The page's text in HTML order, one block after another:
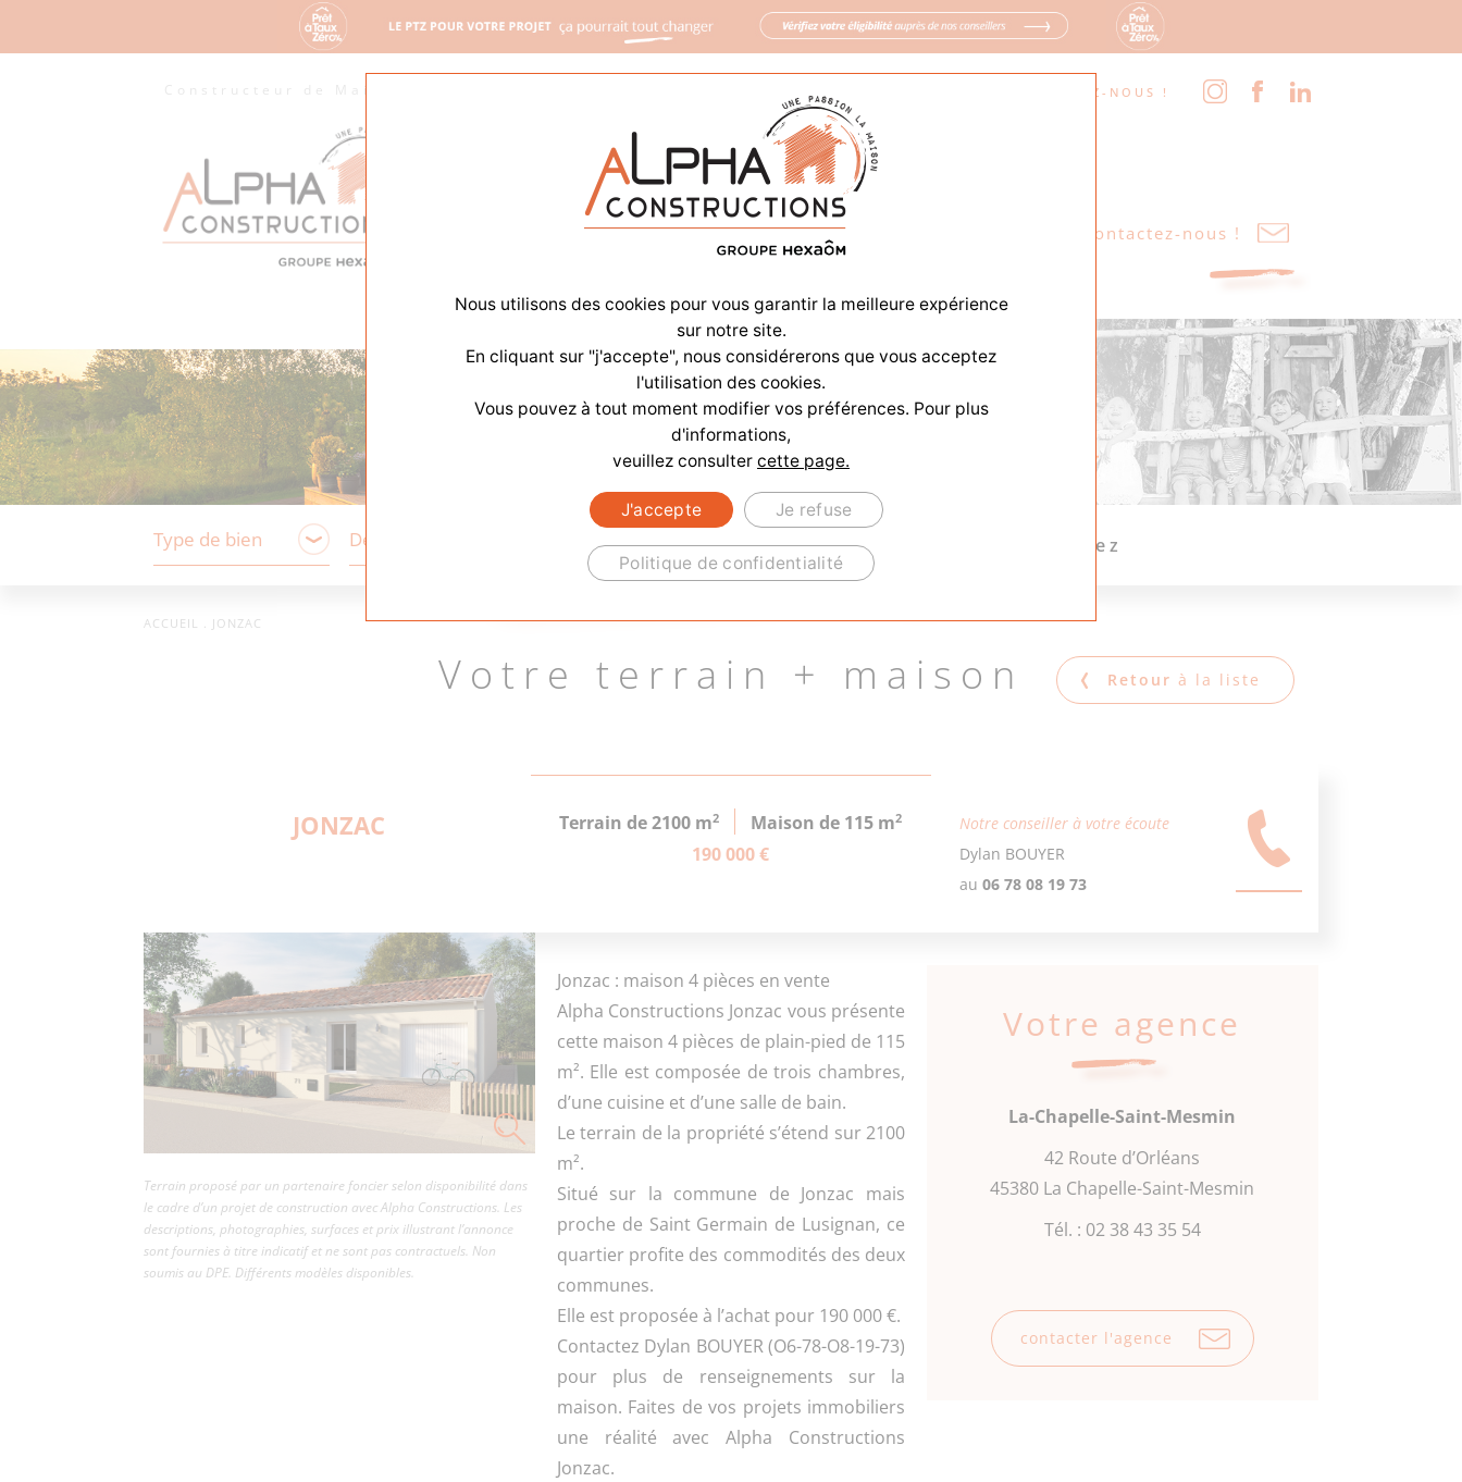
Constructeur de Maisons SUIVEZ-NOUS !
Annonces Alpha & vous Contactez-nous !
ACCUEIL . JONZAC
Votre terrain + maison Retour à la liste
JONZAC Terrain de 2100 m2 Maison de 115 m2
190 000 €
Notre conseiller à votre écoute
Dylan BOUYER
au 06 78 08 19 73
Terrain proposé par un partenaire foncier selon disponibilité dans
le cadre d’un projet de construction avec Alpha Constructions. Les
descriptions, photographies, surfaces et prix illustrant l’annonce
sont fournies à titre indicatif et ne sont pas contractuels. Non
soumis au DPE. Différents modèles disponibles.
Jonzac : maison 4 pièces en vente
Alpha Constructions Jonzac vous présente
cette maison 4 pièces de plain-pied de 115
m². Elle est composée de trois chambres,
d’une cuisine et d’une salle de bain.
Le terrain de la propriété s’étend sur 2100
m².
Situé sur la commune de Jonzac mais
proche de Saint Germain de Lusignan, ce
quartier profite des commodités des deux
communes.
Elle est proposée à l’achat pour 190 000 €.
Contactez Dylan BOUYER (O6-78-O8-19-73)
pour plus de renseignements sur la
maison. Faites de vos projets immobiliers
une réalité avec Alpha Constructions
Jonzac.
Votre agence
La-Chapelle-Saint-Mesmin
42 Route d’Orléans
45380 La Chapelle-Saint-Mesmin
Tél. : 02 38 43 35 54
contacter l'agence
Nous utilisons des cookies pour vous garantir la meilleure expérience
sur notre site.
En cliquant sur "j'accepte", nous considérerons que vous acceptez
l'utilisation des cookies.
Vous pouvez à tout moment modifier vos préférences. Pour plus
d'informations,
veuillez consulter cette page.
J'accepte Je refuse
Politique de confidentialité